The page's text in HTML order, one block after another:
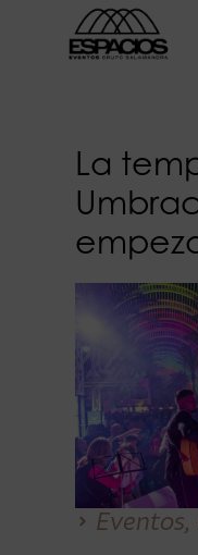
La
Eventos,